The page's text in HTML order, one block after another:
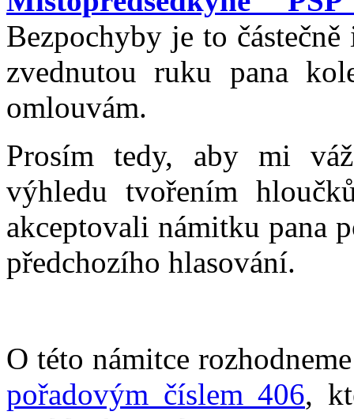
Bezpochyby je to
zvednutou ruku pana
omlouvám.
Prosím tedy, aby mi
výhledu tvořením
akceptovali námitku pana
předchozího hlasování.
O této námitce
pořadovým číslem 406,